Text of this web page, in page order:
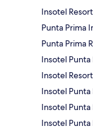
Insotel Resort
Punta Prima
Punta Prima
Insotel Punta
Insotel
Insotel Punta
Insotel Punta
Insotel Punta